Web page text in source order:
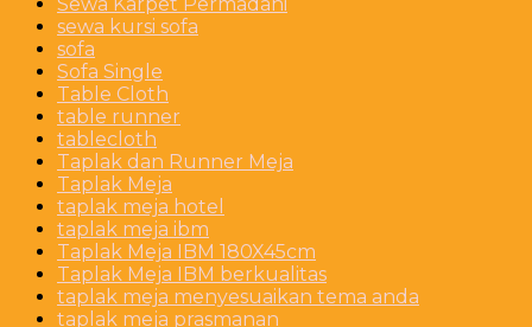
Sewa Karpet Permadani
sewa kursi sofa
sofa
Sofa Single
Table Cloth
table runner
tablecloth
Taplak dan Runner Meja
Taplak Meja
taplak meja hotel
taplak meja ibm
Taplak Meja IBM 180X45cm
Taplak Meja IBM berkualitas
taplak meja menyesuaikan tema anda
taplak meja prasmanan